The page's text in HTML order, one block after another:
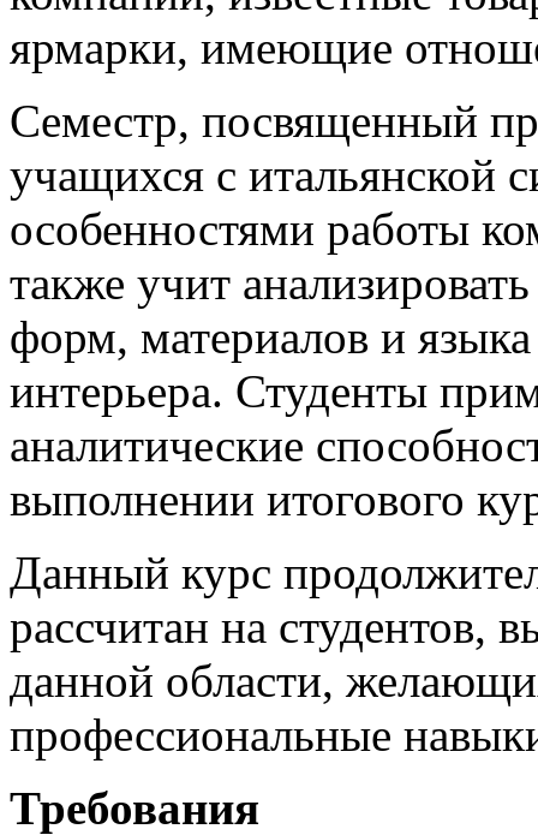
ярмарки, имеющие
Семестр, посвященный
учащихся с итальянской
особенностями работы
также учит
форм, материалов и
интерьера. Студенты
аналитические
выполнении итогового
Данный курс
рассчитан на студентов,
данной области,
профессиональные
Требования